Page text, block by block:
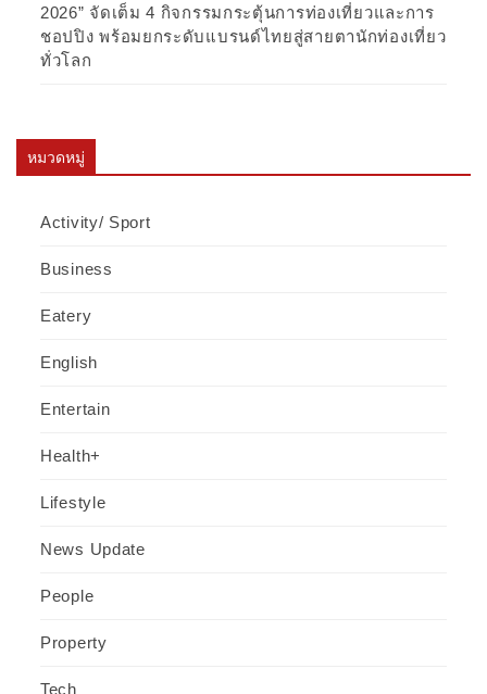
2026” จัดเต็ม 4 กิจกรรมกระตุ้นการท่องเที่ยวและการ
ชอปปิง พร้อมยกระดับแบรนด์ไทยสู่สายตานักท่องเที่ยว
ทั่วโลก
หมวดหมู่
Activity/ Sport
Business
Eatery
English
Entertain
Health+
Lifestyle
News Update
People
Property
Tech